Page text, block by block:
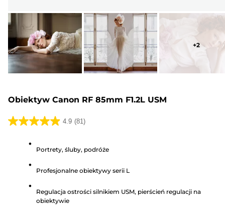
+2
Obiektyw Canon RF 85mm F1.2L USM
4.9 (81)
4.9
gwiazdek.
Recenzji
Portrety, śluby, podróże
Profesjonalne obiektywy serii L
Regulacja ostrości silnikiem USM, pierścień regulacji na
obiektywie